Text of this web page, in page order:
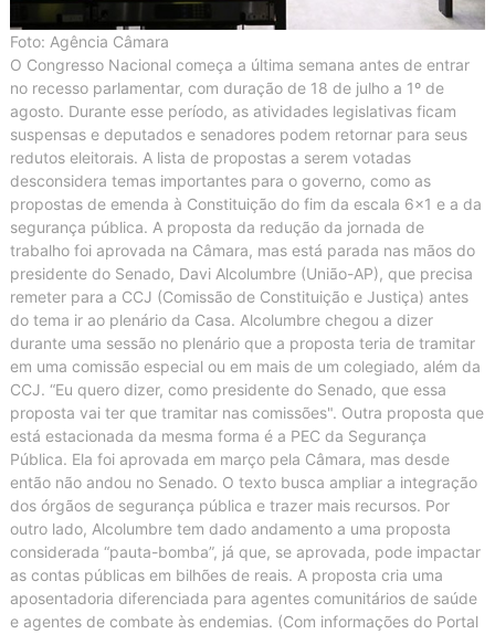
Foto: Agência Câmara
O Congresso Nacional começa a última semana antes de entrar
no recesso parlamentar, com duração de 18 de julho a 1º de
agosto. Durante esse período, as atividades legislativas ficam
suspensas e deputados e senadores podem retornar para seus
redutos eleitorais. A lista de propostas a serem votadas
desconsidera temas importantes para o governo, como as
propostas de emenda à Constituição do fim da escala 6x1 e a da
segurança pública. A proposta da redução da jornada de
trabalho foi aprovada na Câmara, mas está parada nas mãos do
presidente do Senado, Davi Alcolumbre (União-AP), que precisa
remeter para a CCJ (Comissão de Constituição e Justiça) antes
do tema ir ao plenário da Casa. Alcolumbre chegou a dizer
durante uma sessão no plenário que a proposta teria de tramitar
em uma comissão especial ou em mais de um colegiado, além da
CCJ. “Eu quero dizer, como presidente do Senado, que essa
proposta vai ter que tramitar nas comissões". Outra proposta que
está estacionada da mesma forma é a PEC da Segurança
Pública. Ela foi aprovada em março pela Câmara, mas desde
então não andou no Senado. O texto busca ampliar a integração
dos órgãos de segurança pública e trazer mais recursos. Por
outro lado, Alcolumbre tem dado andamento a uma proposta
considerada “pauta-bomba”, já que, se aprovada, pode impactar
as contas públicas em bilhões de reais. A proposta cria uma
aposentadoria diferenciada para agentes comunitários de saúde
e agentes de combate às endemias. (Com informações do Portal